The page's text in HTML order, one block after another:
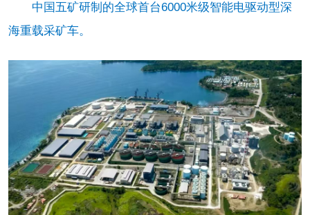
中国五矿研制的全球首台6000米级智能电驱动型深
海重载采矿车。